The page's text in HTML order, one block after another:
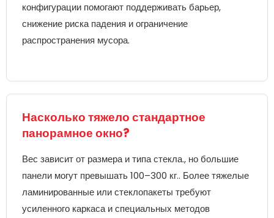
конфигурации помогают поддерживать барьер,
снижение риска падения и ограничение
распространения мусора.
Насколько тяжело стандартное
панорамное окно?
Вес зависит от размера и типа стекла., но большие
панели могут превышать 100–300 кг.. Более тяжелые
ламинированные или стеклопакеты требуют
усиленного каркаса и специальных методов